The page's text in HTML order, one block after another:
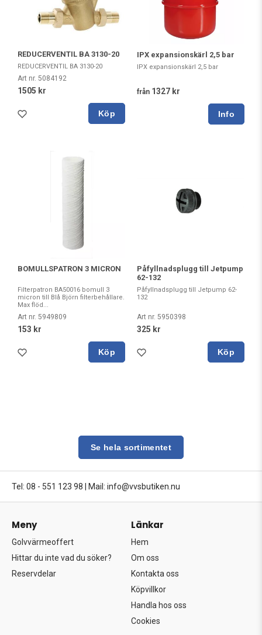
REDUCERVENTIL BA 3130-20
REDUCERVENTIL BA 3130-20
Art nr. 5084192
1505 kr
Köp
IPX expansionskärl 2,5 bar
IPX expansionskärl 2,5 bar
från 1327 kr
BOMULLSPATRON 3 MICRON
Filterpatron BA50016 bomull 3
micron till Blå Björn filterbehållare.
Max flöd...
Art nr. 5949809
153 kr
Köp
Påfyllnadsplugg till Jetpump
62-132
Påfyllnadsplugg till Jetpump 62-
132
Art nr. 5950398
325 kr
Köp
Se hela sortimentet
Tel: 08 - 551 123 98 Mail: info@vvsbutiken.nu
Meny
Golvvärmeoffert
Hittar du inte vad du söker?
Reservdelar
Länkar
Hem
Om oss
Kontakta oss
Köpvillkor
Handla hos oss
Cookies